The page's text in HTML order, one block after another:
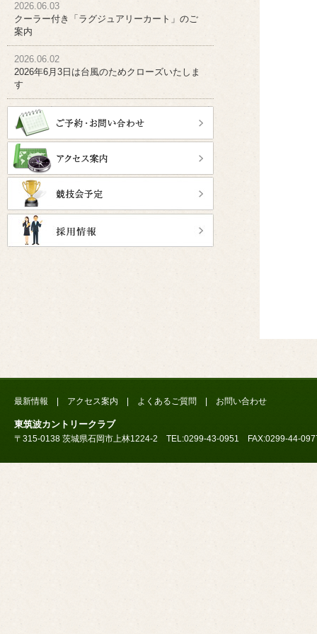
2026.06.03
クーラー付き「ラグジュアリーカート」のご
案内
2026.06.02
2026年6月3日は台風のためクローズいたしま
す
最新情報 アクセス案内 よくあるご質問 お問い合わせ
東筑波カントリークラブ
〒315-0138 茨城県石岡市上林1224-2 TEL:0299-43-0951 FAX:0299-44-